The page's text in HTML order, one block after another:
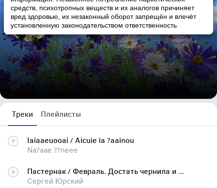
средств, психотропных веществ и их аналогов причиняет
вред здоровью, их незаконный оборот запрещён и влечёт
установленную законодательством ответственность
Ольга Тратникова
764 трека
Треки Плейлисты
Iaiaaeuooai / Aicuie ia ?aainou
Na?aae ??neee
Пастернак / Февраль. Достать чернила и плакать
Сергей Юрский